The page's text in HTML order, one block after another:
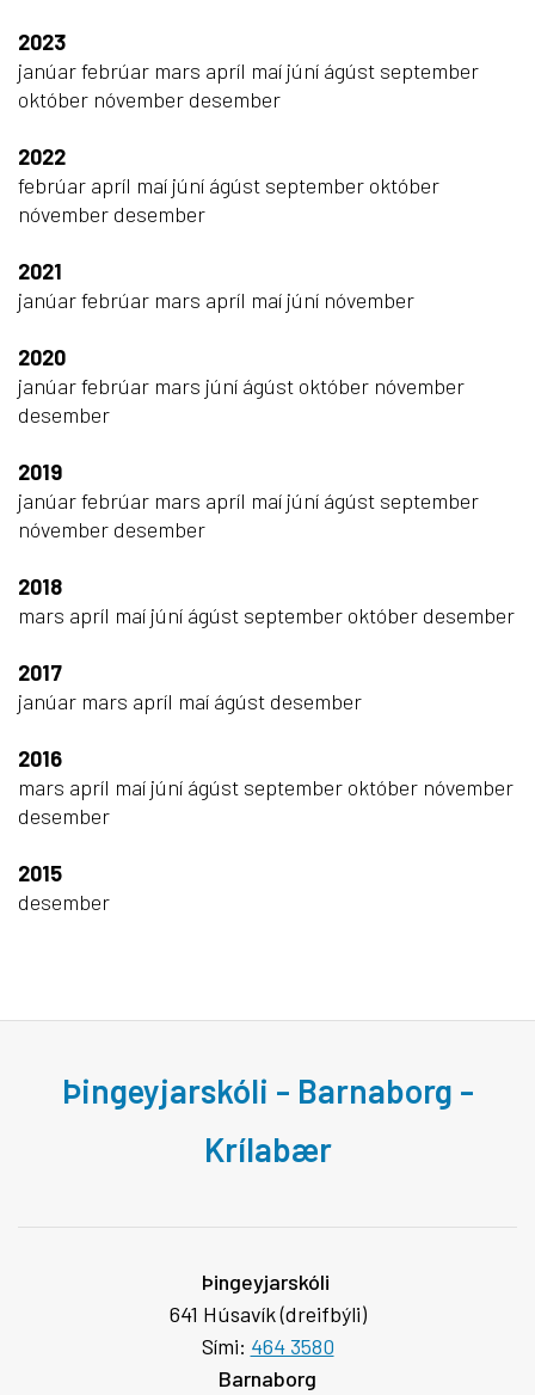
2023
janúarfebrúar mars apríl maí júní ágúst september
október nóvember desember
2022
febrúar apríl maí júní ágúst september október
nóvember desember
2021
janúarfebrúar mars apríl maí júní nóvember
2020
janúarfebrúar mars júní ágúst október nóvember
desember
2019
janúarfebrúar mars apríl maí júní ágúst september
nóvember desember
2018
mars apríl maí júní ágúst september október desember
2017
janúar mars apríl maí ágúst desember
2016
mars apríl maí júní ágúst september október nóvember
desember
2015
desember
Þingeyjarskóli - Barnaborg -
Krílabær
Þingeyjarskóli
641 Húsavík (dreifbýli)
Sími: 464 3580
Barnaborg